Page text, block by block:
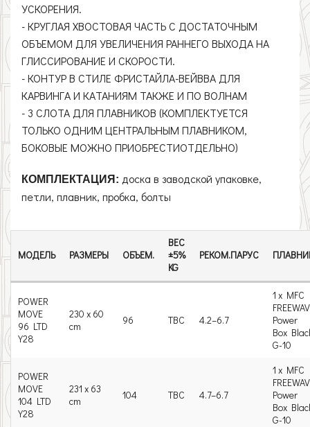
УСКОРЕНИЯ.
- КРУГЛАЯ ХВОСТОВАЯ ЧАСТЬ С ДОСТАТОЧНЫМ
ОБЪЕМОМ ДЛЯ УВЕЛИЧЕНИЯ РАННЕГО ВЫХОДА НА
ГЛИССИРОВАНИЕ И СКОРОСТИ.
- КОНТУР В СТИЛЕ ФРИСТАЙЛА-ВЕЙВВА ДЛЯ
КАРВИНГА И КАТАНИЯМ ТАКЖЕ И ПО ВОЛНАМ
- 3 СЛОТА ДЛЯ ПЛАВНИКОВ (КОМПЛЕКТУЕТСЯ
ТОЛЬКО ОДНИМ ЦЕНТРАЛЬНЫМ ПЛАВНИКОМ,
БОКОВЫЕ МОЖНО ПРИОБРЕСТИОТДЕЛЬНО)
КОМПЛЕКТАЦИЯ: доска в заводской упаковке,
петли, плавник, пробка, болты
МОДЕЛЬ РАЗМЕРЫ ОБЪЕМ.
ВЕС
±5%
KG
РЕКОМ.ПАРУС
POWER
MOVE
96 LTD
Y28
230 x 60
cm
96 TBC 4.2–6.7
1 x MFC
Power
Box
G-10
POWER
MOVE
104 LTD
Y28
231 x 63
cm
104 TBC 4.7–6.7
1 x MFC
Power
Box
G-10